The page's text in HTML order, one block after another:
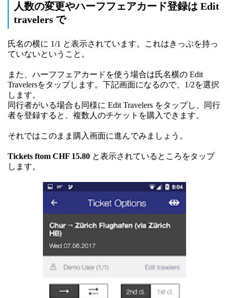
人数の変更やハーフフェアカード登録は Edit
travelers で
氏名の横に 1/1 と表示されています。これはきっぷを持っ
ていないということ。
また、ハーフフェアカードを使う場合は氏名横の Edit
Travelersをタップします。下記画面になるので、1/2を選択
します。
同行者がいる場合も同様に Edit Travelers をタップし、同行
者を登録すると、複数人のチケットを購入できます。
それではこのまま購入画面に進んでみましょう。
Tickets ftom CHF 15.80 と表示されているところをタップ
します。